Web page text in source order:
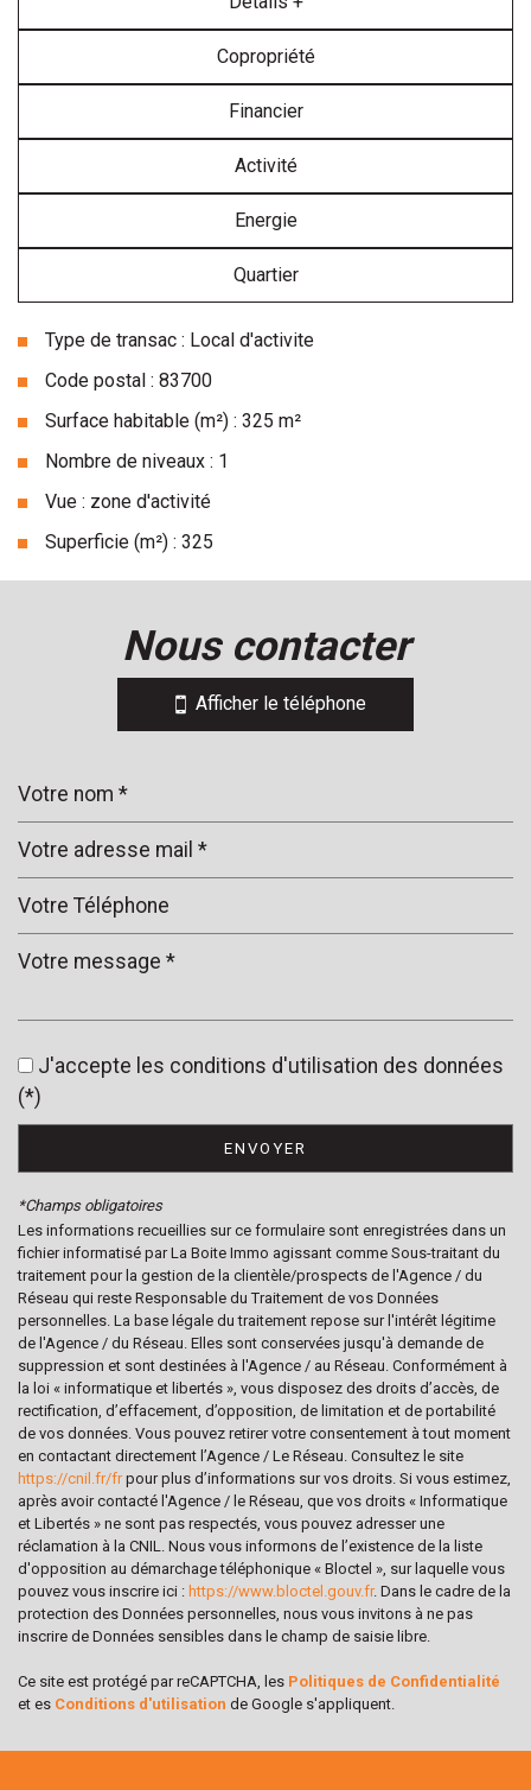
Copropriété
Financier
Activité
Energie
Quartier
Type de transac : Local d'activite
Code postal : 83700
Surface habitable (m²) : 325 m²
Nombre de niveaux : 1
Vue : zone d'activité
Superficie (m²) : 325
la ville de saint-raphaël (83700)
Collège
École maternelle
Lycée
Bureau de poste
statistiques
Nombre d'habitants
34 114
Propriétaires (vs. locataires)
63,55 %
Taxe habitation
10,97 %
Taxe foncière
15,80 %
Habitants de moins de 25 ans
19,82 %
Habitants de 25 à 55 ans
29,60 %
Habitants de plus de 55 ans
50,58 %
Familles sans enfant
63,83 %
nous contacter
Afficher le téléphone
J'accepte les conditions d'utilisation des données
(*)
ENVOYER
*Champs obligatoires
Les informations recueillies sur ce formulaire sont enregistrées dans un
fichier informatisé par La Boite Immo agissant comme Sous-traitant du
traitement pour la gestion de la clientèle/prospects de l'Agence / du
Réseau qui reste Responsable du Traitement de vos Données
personnelles. La base légale du traitement repose sur l'intérêt légitime
de l'Agence / du Réseau. Elles sont conservées jusqu'à demande de
suppression et sont destinées à l'Agence / au Réseau. Conformément à
la loi « informatique et libertés », vous disposez des droits d’accès, de
rectification, d’effacement, d’opposition, de limitation et de portabilité
de vos données. Vous pouvez retirer votre consentement à tout moment
en contactant directement l’Agence / Le Réseau. Consultez le site
https://cnil.fr/frpour plus d’informations sur vos droits. Si vous estimez,
après avoir contacté l'Agence / le Réseau, que vos droits « Informatique
et Libertés » ne sont pas respectés, vous pouvez adresser une
réclamation à la CNIL. Nous vous informons de l’existence de la liste
d'opposition au démarchage téléphonique « Bloctel », sur laquelle vous
pouvez vous inscrire ici : https://www.bloctel.gouv.fr. Dans le cadre de la
protection des Données personnelles, nous vous invitons à ne pas
inscrire de Données sensibles dans le champ de saisie libre.
Ce site est protégé par reCAPTCHA, les Politiques de Confidentialité
et es Conditions d'utilisation de Google s'appliquent.